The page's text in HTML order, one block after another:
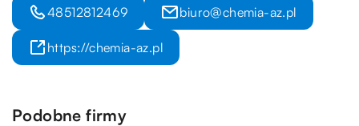
48512812469 biuro@chemia-az.pl
https://chemia-az.pl
Podobne firmy